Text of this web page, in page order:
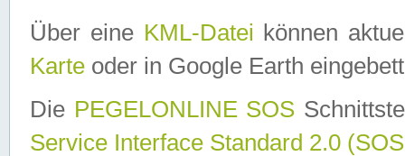
Über eine KML-Datei können
Karte oder in Google Earth
Die PEGELONLINE SOS
Service Interface Standard 2.0